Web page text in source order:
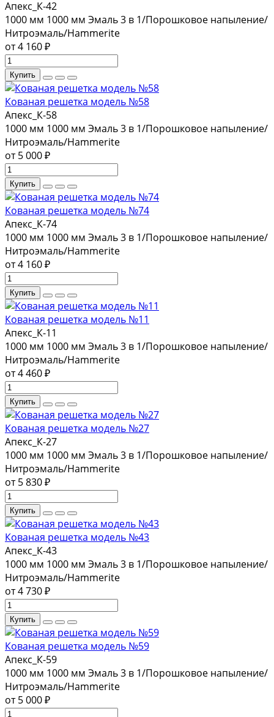
Апекс_К-42
1000 мм 1000 мм Эмаль 3 в 1/Порошковое напыление/
Нитроэмаль/Hammerite
от 4 160 ₽
Купить
Кованая решетка модель №58
Апекс_К-58
1000 мм 1000 мм Эмаль 3 в 1/Порошковое напыление/
Нитроэмаль/Hammerite
от 5 000 ₽
Купить
Кованая решетка модель №74
Апекс_К-74
1000 мм 1000 мм Эмаль 3 в 1/Порошковое напыление/
Нитроэмаль/Hammerite
от 4 160 ₽
Купить
Кованая решетка модель №11
Апекс_К-11
1000 мм 1000 мм Эмаль 3 в 1/Порошковое напыление/
Нитроэмаль/Hammerite
от 4 460 ₽
Купить
Кованая решетка модель №27
Апекс_К-27
1000 мм 1000 мм Эмаль 3 в 1/Порошковое напыление/
Нитроэмаль/Hammerite
от 5 830 ₽
Купить
Кованая решетка модель №43
Апекс_К-43
1000 мм 1000 мм Эмаль 3 в 1/Порошковое напыление/
Нитроэмаль/Hammerite
от 4 730 ₽
Купить
Кованая решетка модель №59
Апекс_К-59
1000 мм 1000 мм Эмаль 3 в 1/Порошковое напыление/
Нитроэмаль/Hammerite
от 5 000 ₽